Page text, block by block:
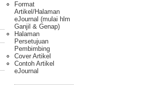
Format
Artikel/Halaman
eJournal (mulai hlm
Ganjil & Genap)
Halaman
Persetujuan
Pembimbing
Cover Artikel
Contoh Artikel
eJournal